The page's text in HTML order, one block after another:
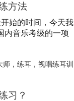
方法
始的时间，今天我
内音乐考级的一项
师， 练耳， 视唱练耳训
习？